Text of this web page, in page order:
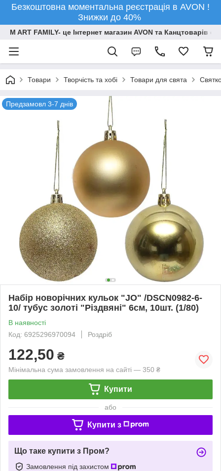
Безкоштовна моментальна реєстрація в AVON !
Знижки до 40%
M ART FAMILY- це Інтернет магазин AVON та Канцтоварів
Товари Творчiсть та хобi Товари для свята
Предзамовл 3-7 днів
Набір новорічних кульок "JO" /DSCN0982-6-
10/ тубус золоті "Різдвяні" 6см, 10шт. (1/80)
В наявності
Код: 6925296970094
Роздріб
122,50 ₴
Мінімальна сума замовлення на сайті — 350 ₴
Купити
або
Купити з
Що таке купити з Пром?
Замовлення під захистом